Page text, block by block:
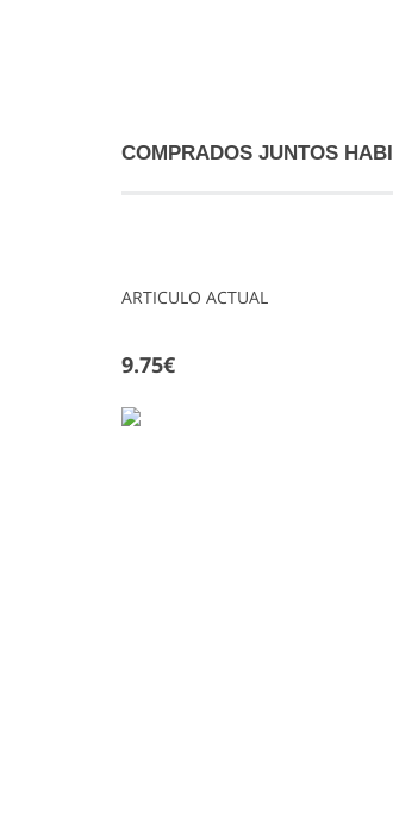
COMPRADOS JUNTOS
ARTICULO ACTUAL
9.75€